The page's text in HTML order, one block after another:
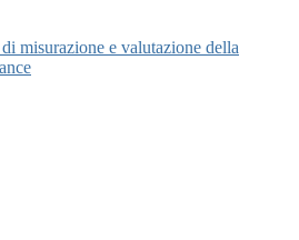
di misurazione e valutazione della